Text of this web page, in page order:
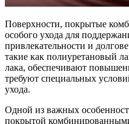
Поверхности, покрытые
особого ухода для
привлекательности и
такие как полиуретановый
лака, обеспечивают
требуют специальных
ухода.
Одной из важных
покрытой